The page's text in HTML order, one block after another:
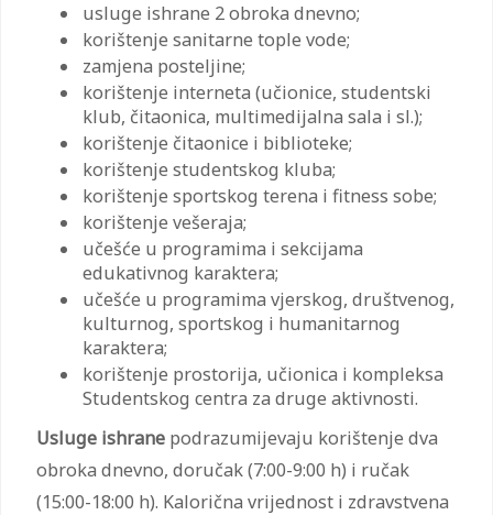
usluge ishrane 2 obroka dnevno;
korištenje sanitarne tople vode;
zamjena posteljine;
korištenje interneta (učionice, studentski
klub, čitaonica, multimedijalna sala i sl.);
korištenje čitaonice i biblioteke;
korištenje studentskog kluba;
korištenje sportskog terena i fitness sobe;
korištenje vešeraja;
učešće u programima i sekcijama
edukativnog karaktera;
učešće u programima vjerskog, društvenog,
kulturnog, sportskog i humanitarnog
karaktera;
korištenje prostorija, učionica i kompleksa
Studentskog centra za druge aktivnosti.
Usluge ishrane podrazumijevaju korištenje dva
obroka dnevno, doručak (7:00-9:00 h) i ručak
(15:00-18:00 h). Kalorična vrijednost i zdravstvena